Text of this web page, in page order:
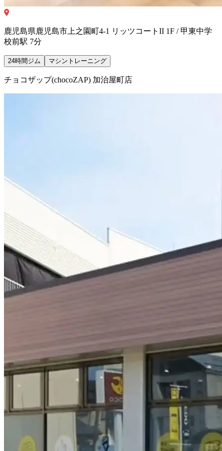
鹿児島県鹿児島市上之園町4-1 リッツコートII 1F / 甲東中学
校前駅 7分
24時間ジム マシントレーニング
チョコザップ(chocoZAP) 加治屋町店